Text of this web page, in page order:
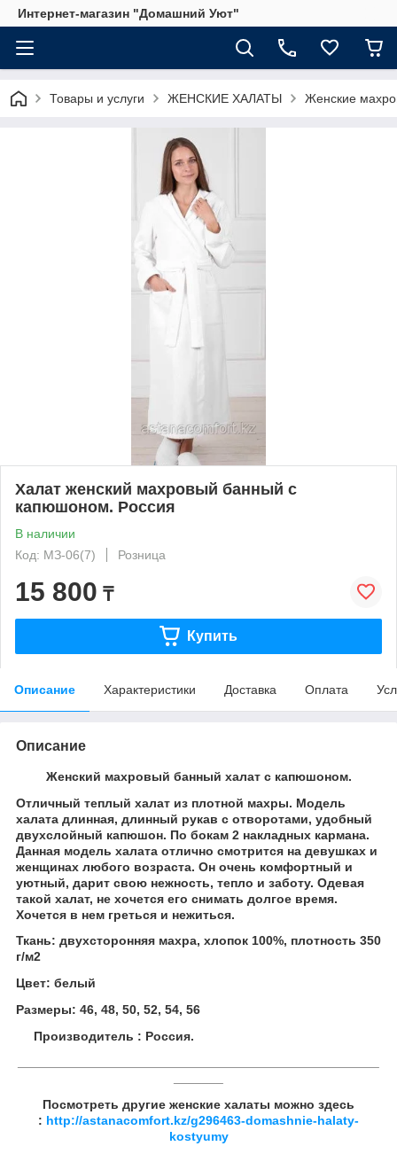
Интернет-магазин "Домашний Уют"
Товары и услуги ЖЕНСКИЕ ХАЛАТЫ Женские
Халат женский махровый банный с
капюшоном. Россия
В наличии
Код: МЗ-06(7)
Розница
15 800 ₸
Купить
Описание Характеристики Доставка Оплата
Описание
Женский махровый банный халат с капюшоном.
Отличный теплый халат из плотной махры. Модель
халата длинная, длинный рукав с отворотами, удобный
двухслойный капюшон. По бокам 2 накладных кармана.
Данная модель халата отлично смотрится на девушках и
женщинах любого возраста. Он очень комфортный и
уютный, дарит свою нежность, тепло и заботу. Одевая
такой халат, не хочется его снимать долгое время.
Хочется в нем греться и нежиться.
Ткань: двухсторонняя махра, хлопок 100%, плотность 350
г/м2
Цвет: белый
Размеры: 46, 48, 50, 52, 54, 56
Производитель : Россия.
Посмотреть другие женские халаты можно здесь
: http://astanacomfort.kz/g296463-domashnie-halaty-
kostyumy